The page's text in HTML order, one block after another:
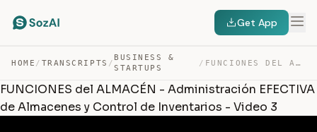
Get App
HOME / TRANSCRIPTS /
BUSINESS &
STARTUPS
/ FUNCIONES DEL ALMACÉN – ADMINISTRACIÓN EFECTIVA DE AL… — TRANSCRIPT
FUNCIONES del ALMACÉN - Administración EFECTIVA
de Almacenes y Control de Inventarios - Video 3